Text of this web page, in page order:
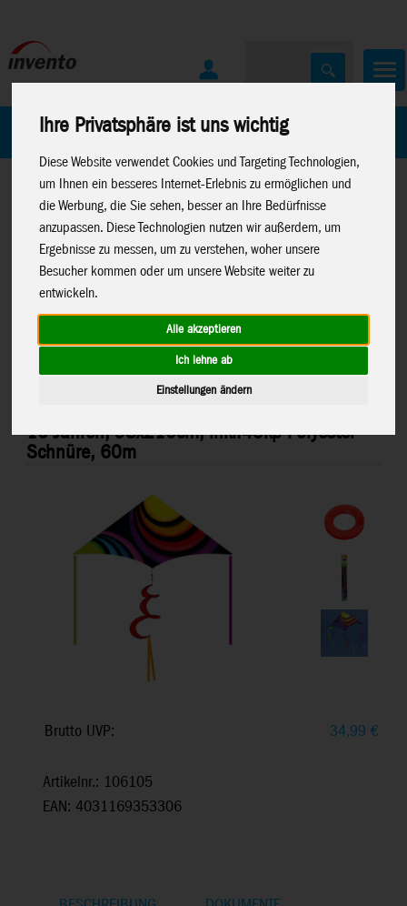
Ihre Privatsphäre ist uns wichtig
Diese Website verwendet Cookies und Targeting Technologien,
um Ihnen ein besseres Internet-Erlebnis zu ermöglichen und
die Werbung, die Sie sehen, besser an Ihre Bedürfnisse
anzupassen. Diese Technologien nutzen wir außerdem, um
Ergebnisse zu messen, um zu verstehen, woher unsere
Besucher kommen oder um unsere Website weiter zu
entwickeln.
Alle akzeptieren
Ich lehne ab
Einstellungen ändern
Home Marken
Home>Drachen
Deltas
10 Jahren, 98x210cm, inkl.45kp Polyester
Schnüre, 60m
Brutto UVP: 34,99 €
Artikelnr.: 106105
EAN: 4031169353306